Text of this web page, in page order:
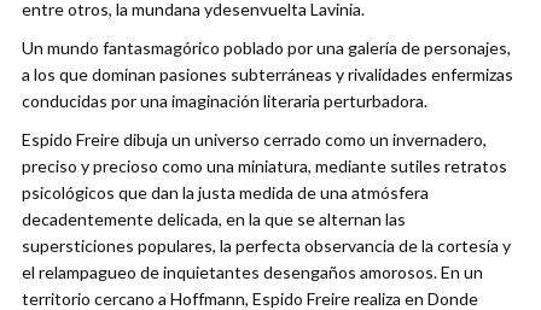
entre otros, la mundana ydesenvuelta Lavinia.
Un mundo fantasmagórico poblado por una galería de personajes,
a los que dominan pasiones subterráneas y rivalidades enfermizas
conducidas por una imaginación literaria perturbadora.
Espido Freire dibuja un universo cerrado como un invernadero,
preciso y precioso como una miniatura, mediante sutiles retratos
psicológicos que dan la justa medida de una atmósfera
decadentemente delicada, en la que se alternan las
supersticiones populares, la perfecta observancia de la cortesía y
el relampagueo de inquietantes desengaños amorosos. En un
territorio cercano a Hoffmann, Espido Freire realiza en Donde